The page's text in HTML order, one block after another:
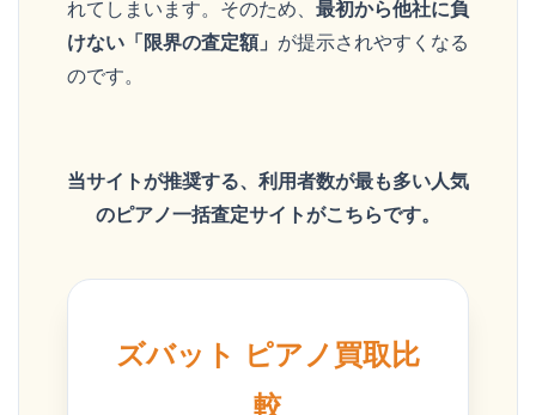
れてしまいます。そのため、 最初から他社に負
けない「限界の査定額」 が提示されやすくなる
のです。
当サイトが推奨する、利用者数が最も多い人気
のピアノ一括査定サイトがこちらです。
ズバット ピアノ買取比
較